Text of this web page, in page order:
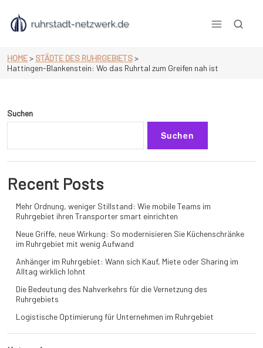
content
HOME> STÄDTE DES RUHRGEBIETS>
Hattingen-Blankenstein: Wo das Ruhrtal zum Greifen nah ist
Suchen
Suchen
Recent Posts
Mehr Ordnung, weniger Stillstand: Wie mobile Teams im
Ruhrgebiet ihren Transporter smart einrichten
Neue Griffe, neue Wirkung: So modernisieren Sie Küchenschränke
im Ruhrgebiet mit wenig Aufwand
Anhänger im Ruhrgebiet: Wann sich Kauf, Miete oder Sharing im
Alltag wirklich lohnt
Die Bedeutung des Nahverkehrs für die Vernetzung des
Ruhrgebiets
Logistische Optimierung für Unternehmen im Ruhrgebiet